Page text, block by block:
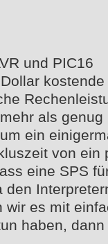
und PIC16
als
ein
von ein
eine SPS
den
wir es mit
haben,